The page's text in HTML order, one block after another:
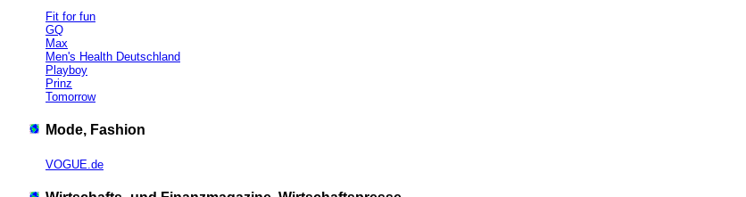
Fit for fun
GQ
Max
Men's Health Deutschland
Playboy
Prinz
Tomorrow
Mode, Fashion
VOGUE.de